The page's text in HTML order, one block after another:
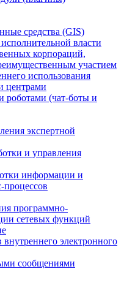
средства (GIS)
власти
корпораций,
участием
использования
центрами
роботами (чат-боты и
экспертной
и управления
информации и
процессов
программно-
сетевых функций
электронного
сообщениями